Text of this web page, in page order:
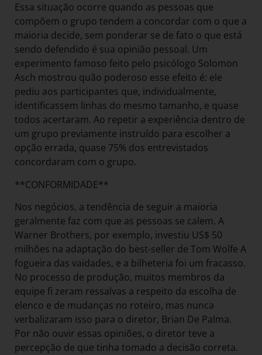
Essa situação ocorre quando as pessoas que
compõem o grupo tendem a concordar com o que a
maioria decide, sem ponderar se de fato o que está
sendo defendido é sua opinião pessoal. Um
experimento famoso feito pelo psicólogo Solomon
Asch mostrou quão poderoso esse efeito é: ele
pediu aos participantes que, individualmente,
identificassem linhas do mesmo tamanho, e quase
todos acertaram. Ao repetir a experiência dentro de
um grupo previamente instruído para escolher a
opção errada, quase 75% dos entrevistados
concordaram com o grupo.
**CONFORMIDADE**
Nos negócios, a tendência de seguir a maioria
geralmente faz com que as pessoas se calem. A
Warner Brothers, por exemplo, investiu US$ 50
milhões na adaptação do best-seller de Tom Wolfe A
fogueira das vaidades, e a bilheteria foi um fracasso.
No processo de produção, muitos membros da
equipe fi zeram ressalvas a respeito da escolha de
elenco e de mudanças no roteiro, mas nunca
verbalizaram isso para o diretor, Brian De Palma.
Por não ouvir essas opiniões, o diretor teve a
percepção de que tinha tomado a decisão correta.